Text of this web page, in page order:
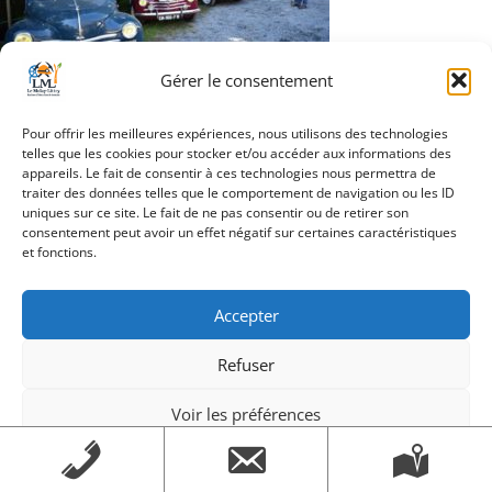
Gérer le consentement
Pour offrir les meilleures expériences, nous utilisons des technologies
telles que les cookies pour stocker et/ou accéder aux informations des
appareils. Le fait de consentir à ces technologies nous permettra de
traiter des données telles que le comportement de navigation ou les ID
uniques sur ce site. Le fait de ne pas consentir ou de retirer son
consentement peut avoir un effet négatif sur certaines caractéristiques
et fonctions.
Accepter
Refuser
Voir les préférences
Mentions légalesMentions légales
Navigation
de
l’article
Article précédent
réservés.|Mentions légales